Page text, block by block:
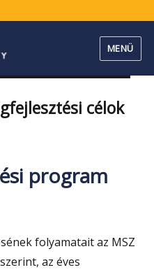
MENÜ
célok
program
folyamatait az MSZ
az éves